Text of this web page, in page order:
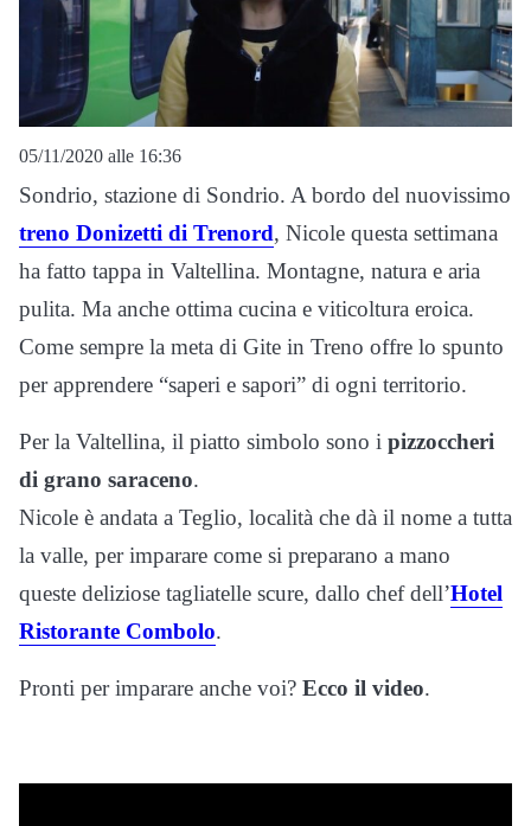
05/11/2020 alle 16:36
Sondrio, stazione di Sondrio. A bordo del nuovissimo
treno Donizetti di Trenord, Nicole questa settimana
ha fatto tappa in Valtellina. Montagne, natura e aria
pulita. Ma anche ottima cucina e viticoltura eroica.
Come sempre la meta di Gite in Treno offre lo spunto
per apprendere “saperi e sapori” di ogni territorio.
Per la Valtellina, il piatto simbolo sono i pizzoccheri
di grano saraceno.
Nicole è andata a Teglio, località che dà il nome a tutta
la valle, per imparare come si preparano a mano
queste deliziose tagliatelle scure, dallo chef dell’Hotel
Ristorante Combolo.
Pronti per imparare anche voi? Ecco il video.